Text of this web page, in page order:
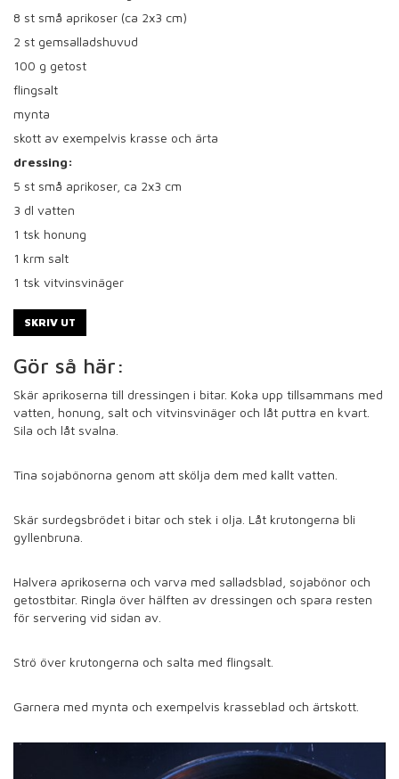
8 st små aprikoser (ca 2x3 cm)
2 st gemsalladshuvud
100 g getost
flingsalt
mynta
skott av exempelvis krasse och ärta
dressing:
5 st små aprikoser, ca 2x3 cm
3 dl vatten
1 tsk honung
1 krm salt
1 tsk vitvinsvinäger
SKRIV UT
Gör så här:
Skär aprikoserna till dressingen i bitar. Koka upp tillsammans med
vatten, honung, salt och vitvinsvinäger och låt puttra en kvart.
Sila och låt svalna.
Tina sojabönorna genom att skölja dem med kallt vatten.
Skär surdegsbrödet i bitar och stek i olja. Låt krutongerna bli
gyllenbruna.
Halvera aprikoserna och varva med salladsblad, sojabönor och
getostbitar. Ringla över hälften av dressingen och spara resten
för servering vid sidan av.
Strö över krutongerna och salta med flingsalt.
Garnera med mynta och exempelvis krasseblad och ärtskott.